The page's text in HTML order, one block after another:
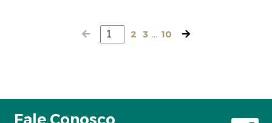
2 3 ... 10
Fale Conosco